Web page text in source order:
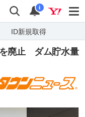
検索 通知
i
ID新規取得
を廃止 ダム貯水量